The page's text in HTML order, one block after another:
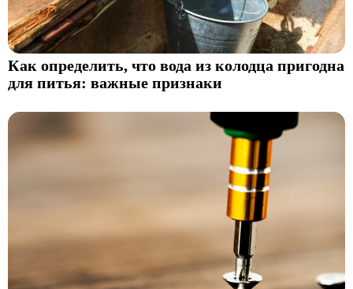
Как определить, что вода из колодца пригодна
для питья: важные признаки